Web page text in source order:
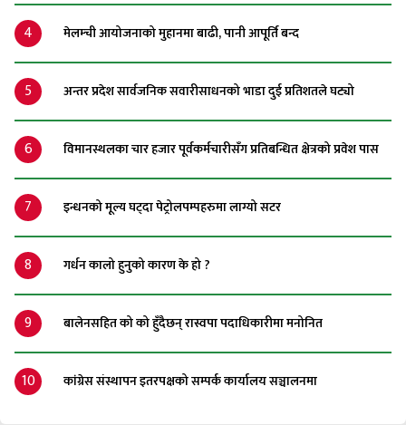
4 मेलम्ची आयोजनाको मुहानमा बाढी, पानी आपूर्ति बन्द
5 अन्तर प्रदेश सार्वजनिक सवारीसाधनको भाडा दुई प्रतिशतले घट्यो
6 विमानस्थलका चार हजार पूर्वकर्मचारीसँग प्रतिबन्धित क्षेत्रको प्रवेश पास
7 इन्धनको मूल्य घट्दा पेट्रोलपम्पहरुमा लाग्यो सटर
8 गर्धन कालो हुनुको कारण के हो ?
9 बालेनसहित को को हुँदैछन् रास्वपा पदाधिकारीमा मनोनित
10 कांग्रेस संस्थापन इतरपक्षको सम्पर्क कार्यालय सञ्चालनमा